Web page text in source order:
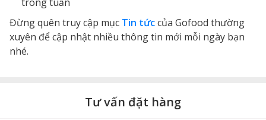
Đừng quên truy cập mục Tin tứccủa Gofood thường
xuyên để cập nhật nhiều thông tin mới mỗi ngày bạn
nhé.
Tư vấn đặt hàng